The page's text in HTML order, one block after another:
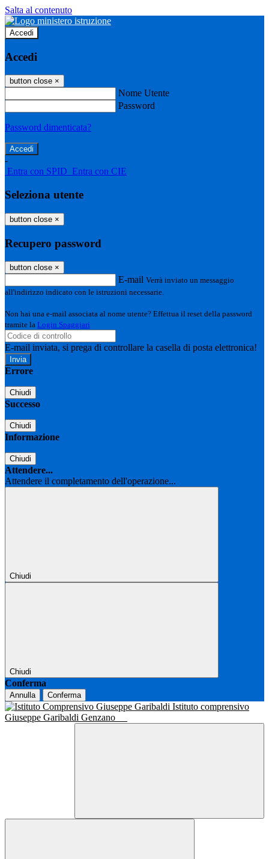
Salta al contenuto
Accedi
Accedi
button close ×
Nome Utente
Password
Password dimenticata?
-
Entra con SPID Entra con CIE
Seleziona utente
button close ×
Recupero password
button close ×
E-mail Verrà inviato un messaggio
all'indirizzo indicato con le istruzioni necessarie.
Non hai una e-mail associata al nome utente? Effettua il reset della password
tramite la Login Spaggiari
E-mail inviata, si prega di controllare la casella di posta elettronica!
Errore
Chiudi
Successo
Chiudi
Informazione
Chiudi
Attendere...
Attendere il completamento dell'operazione...
Chiudi
Chiudi
Conferma
Annulla Conferma
Istituto comprensivo
Giuseppe Garibaldi Genzano